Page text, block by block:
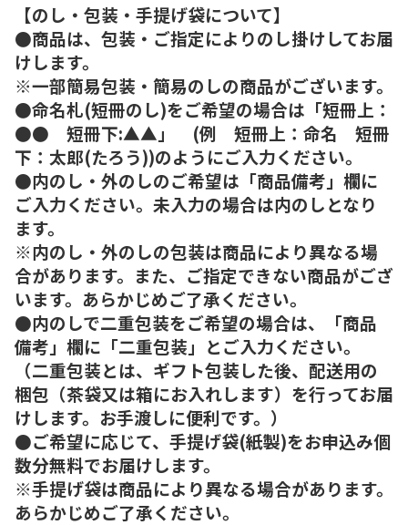
【のし・包装・手提げ袋について】
●商品は、包装・ご指定によりのし掛けしてお届
けします。
※一部簡易包装・簡易のしの商品がございます。
●命名札(短冊のし)をご希望の場合は「短冊上：
●● 短冊下:▲▲」 (例 短冊上：命名 短冊
下：太郎(たろう))のようにご入力ください。
●内のし・外のしのご希望は「商品備考」欄に
ご入力ください。未入力の場合は内のしとなり
ます。
※内のし・外のしの包装は商品により異なる場
合があります。また、ご指定できない商品がござ
います。あらかじめご了承ください。
●内のしで二重包装をご希望の場合は、「商品
備考」欄に「二重包装」とご入力ください。
（二重包装とは、ギフト包装した後、配送用の
梱包（茶袋又は箱にお入れします）を行ってお届
けします。お手渡しに便利です。）
●ご希望に応じて、手提げ袋(紙製)をお申込み個
数分無料でお届けします。
※手提げ袋は商品により異なる場合があります。
あらかじめご了承ください。